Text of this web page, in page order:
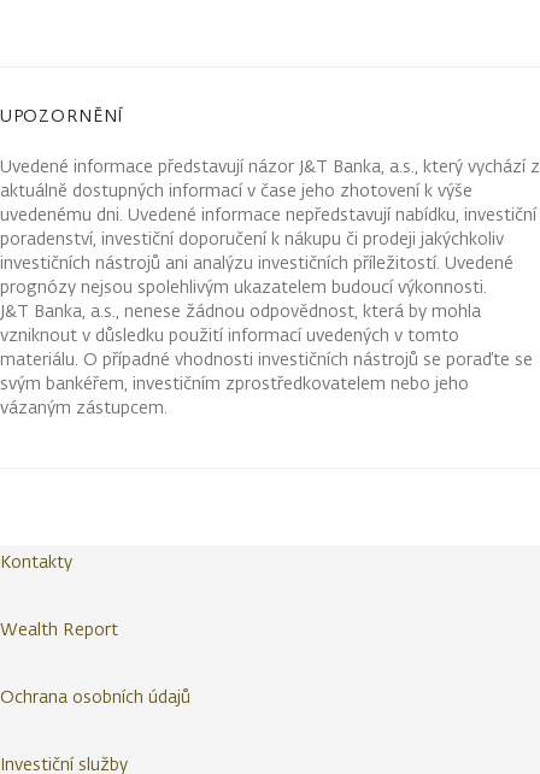
UPOZORNĚNÍ
Uvedené informace představují názor J&T Banka, a.s., který vychází z
aktuálně dostupných informací v čase jeho zhotovení k výše
uvedenému dni. Uvedené informace nepředstavují nabídku, investiční
poradenství, investiční doporučení k nákupu či prodeji jakýchkoliv
investičních nástrojů ani analýzu investičních příležitostí. Uvedené
prognózy nejsou spolehlivým ukazatelem budoucí výkonnosti.
J&T Banka, a.s., nenese žádnou odpovědnost, která by mohla
vzniknout v důsledku použití informací uvedených v tomto
materiálu. O případné vhodnosti investičních nástrojů se poraďte se
svým bankéřem, investičním zprostředkovatelem nebo jeho
vázaným zástupcem.
Kontakty
Wealth Report
Ochrana osobních údajů
Investiční služby